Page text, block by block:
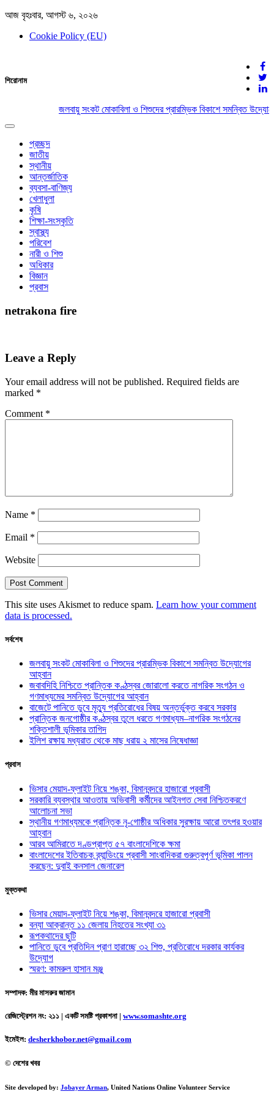
আজ বৃহঃবার, আগস্ট ৬, ২০২৬
Cookie Policy (EU)
দেশের খবর
যুক্ত থাকুন দেশের সঙ্গে
শিরোনাম
জলবায়ু সংকট মোকাবিলা ও শিশুদের প্রারম্ভিক বিকাশে সমন্বিত
Toggle
navigation
প্রচ্ছদ
জাতীয়
স্থানীয়
আন্তর্জাতিক
ব্যবসা-বাণিজ্য
খেলাধুলা
কৃষি
শিক্ষা-সংস্কৃতি
স্বাস্থ্য
পরিবেশ
নারী ও শিশু
অধিকার
বিজ্ঞান
প্রবাস
netrakona fire
Leave a Reply
Your email address will not be published. Required fields are
marked *
Comment *
Name *
Email *
Website
This site uses Akismet to reduce spam. Learn how your comment
data is processed.
সর্বশেষ
জলবায়ু সংকট মোকাবিলা ও শিশুদের প্রারম্ভিক বিকাশে সমন্বিত উদ্যোগের
আহ্বান
জবাবদিহি নিশ্চিতে প্রান্তিক কণ্ঠস্বর জোরালো করতে নাগরিক সংগঠন ও
গণমাধ্যমের সমন্বিত উদ্যোগের আহ্বান
বাজেটে পানিতে ডুবে মৃত্যু প্রতিরোধের বিষয় অন্তর্ভুক্ত করবে সরকার
প্রান্তিক জনগোষ্ঠীর কণ্ঠস্বর তুলে ধরতে গণমাধ্যম–নাগরিক সংগঠনের
শক্তিশালী ভূমিকার তাগিদ
ইলিশ রক্ষায় মধ্যরাত থেকে মাছ ধরায় ২ মাসের নিষেধাজ্ঞা
প্রবাস
ভিসার মেয়াদ-ফ্লাইট নিয়ে শঙ্কা, বিমানবন্দরে হাজারো প্রবাসী
সরকারি ব্যবস্থার আওতায় অভিবাসী কর্মীদের আইনগত সেবা নিশ্চিতকরণে
আলোচনা সভা
স্থানীয় গণমাধ্যমকে প্রান্তিক নৃ-গোষ্ঠীর অধিকার সুরক্ষায় আরো তৎপর হওয়ার
আহ্বান
আরব আমিরাতে দণ্ডপ্রাপ্ত ৫৭ বাংলাদেশিকে ক্ষমা
বাংলাদেশের ইতিবাচক ব্র্যান্ডিংয়ে প্রবাসী সাংবাদিকরা গুরুত্বপূর্ণ ভূমিকা পালন
করছেন: দুবাই কনসাল জেনারেল
মুক্তকথা
ভিসার মেয়াদ-ফ্লাইট নিয়ে শঙ্কা, বিমানবন্দরে হাজারো প্রবাসী
বন্যা আক্রান্ত ১১ জেলায় নিহতের সংখ্যা ৩১
রূপকথাদের ছুটি
পানিতে ডুবে প্রতিদিন প্রাণ হারাচ্ছে ৩২ শিশু, প্রতিরোধে দরকার কার্যকর
উদ্যোগ
স্মরণ: কামরুল হাসান মঞ্জু
সম্পাদক: মীর মাসরুর জামান
রেজিস্ট্রেশন নং: ২১১ | একটি সমষ্টি প্রকাশনা | www.somashte.org
ইমেইল: desherkhobor.net@gmail.com
© দেশের খবর
Site developed by: Jobayer Arman, United Nations Online Volunteer Service